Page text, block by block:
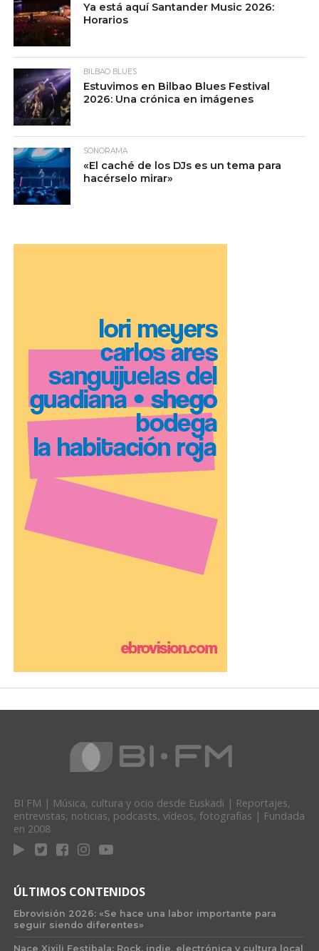
Ya está aquí Santander Music 2026:
Horarios
BILBAO BLUES
Estuvimos en Bilbao Blues Festival
2026: Una crónica en imágenes
SONORAMA
«El caché de los DJs es un tema para
hacérselo mirar»
BI FM | Música, cultura y ocio desde Euskadi | Reportajes,
entrevistas, noticias, podcasts, vídeos, fotografías | Fundada
en 2008
ÚLTIMOS CONTENIDOS
Ebrovisión 2026: «Se hace una labor importante para
seguir siendo diferentes»
Nace Xixili Festibala: Rock, indie, electrónica y cultura local